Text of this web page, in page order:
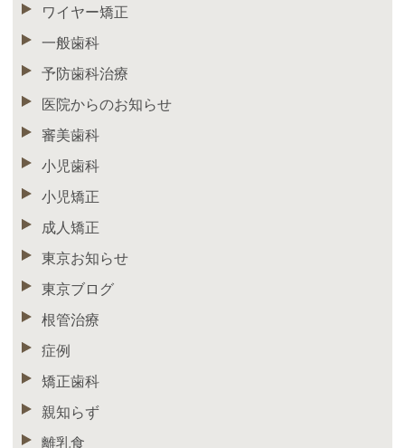
ワイヤー矯正
一般歯科
予防歯科治療
医院からのお知らせ
審美歯科
小児歯科
小児矯正
成人矯正
東京お知らせ
東京ブログ
根管治療
症例
矯正歯科
親知らず
離乳食